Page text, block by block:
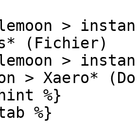
>
(Fichier)
>
> Xaero*